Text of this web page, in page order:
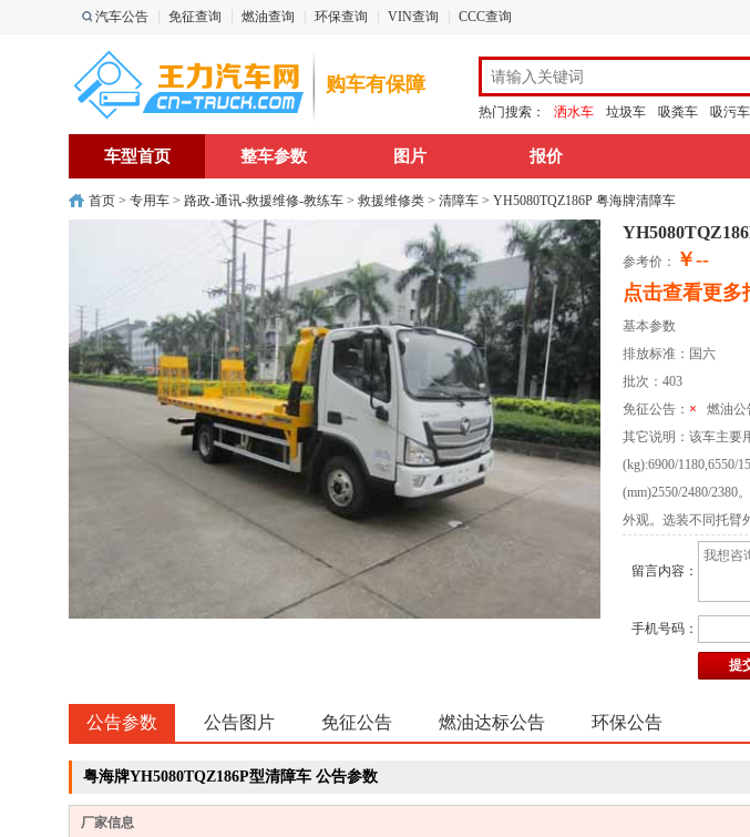
汽车公告 免征查询 燃油查询 环保查询 VIN查询 CCC查询
购车有保障
热门搜索： 洒水车 垃圾车 吸粪车 吸污车
车型首页 整车参数 图片 报价
首页 > 专用车 > 路政-通讯-救援维修-教练车 > 救援维修类 > 清障车 > YH5080TQZ186P 粤海牌清障车
参考价：
￥--
点击查看更多
基本参数
排放标准：国六
批次：403
免征公告： × 燃油公
其它说明：该车主要
(kg):6900/1180,6550/
(mm)2550/2480/2380
外观。选装不同托臂
观。选装后部外观
纵梁间采用螺栓联
ABS型号:ABS-E,生
留言内容：
手机号码：
公告参数 公告图片 免征公告 燃油达标公告 环保公告
粤海牌YH5080TQZ186P型清障车 公告参数
厂家信息